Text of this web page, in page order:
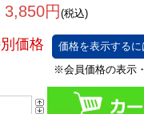
3,850円 (税込)
価格を表示する